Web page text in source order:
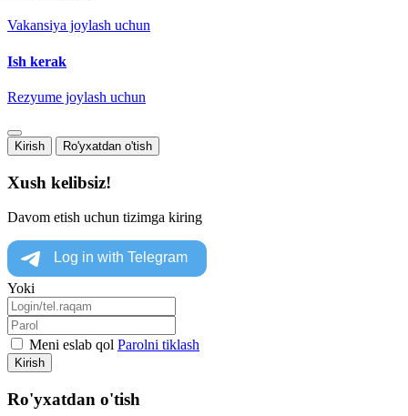
Vakansiya joylash uchun
Ish kerak
Rezyume joylash uchun
Kirish Ro'yxatdan o'tish
Xush kelibsiz!
Davom etish uchun tizimga kiring
Yoki
Meni eslab qol Parolni tiklash
Kirish
Ro'yxatdan o'tish